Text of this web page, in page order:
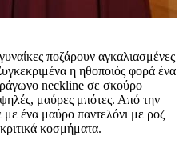
ποζάρουν αγκαλιασμένες
η ηθοποιός φορά ένα
neckline σε σκούρο
μαύρες μπότες. Από την
ένα μαύρο παντελόνι με ροζ
κοσμήματα.